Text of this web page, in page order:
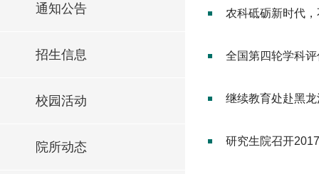
通知公告
招生信息
校园活动
院所动态
农科砥砺新时代
全国第四轮学科
继续教育处赴黑
研究生院召开